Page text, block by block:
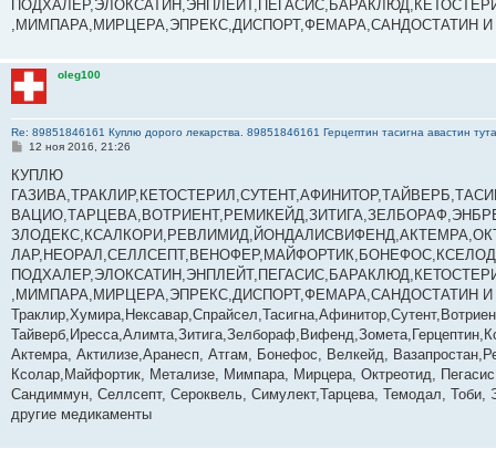
,МИМПАРА,МИРЦЕРА,ЭПРЕКС,ДИСПОРТ,ФЕМАРА,САНДОСТАТИН
oleg100
Re: 89851846161 Куплю дорого лекарства. 89851846161 Герцептин тасигна авастин
С
о
щ
е
и
е
12 ноя 2016, 21:26
КУПЛЮ
,МИМПАРА,МИРЦЕРА,ЭПРЕКС,ДИСПОРТ,ФЕМАРА,САНДОСТАТИН И
Актемра, Актилизе,Аранесп, Атгам, Бонефос, Велкейд,
Ксолар,Майфортик, Метализе, Мимпара, Мирцера, ­Октреотид,
Сандиммун, Селлсепт, Сероквель, Симулект,Тарцева, Темодал,
другие медикаменты